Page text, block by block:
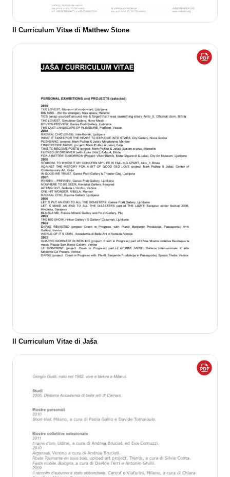
Il Curriculum Vitae di Matthew Stone
Il Curriculum Vitae di Jaša